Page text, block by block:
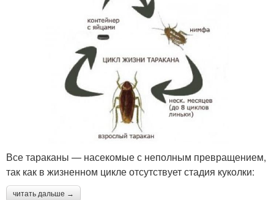
Все тараканы — насекомые с неполным превращением,
так как в жизненном цикле отсутствует стадия куколки:
читать дальше →